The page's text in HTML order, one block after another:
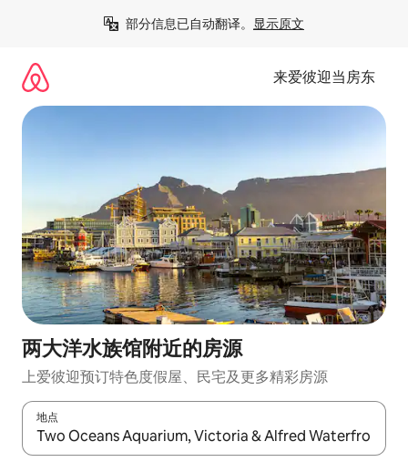
部分信息已自动翻译。 显示原文
来爱彼迎当房东
两大洋水族馆附近的房源
上爱彼迎预订特色度假屋、民宅及更多精彩房源
地点
如有搜索结果，请使用上下方向键查看，或通过点击或滑动手势